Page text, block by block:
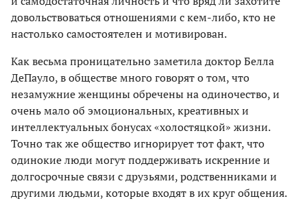
довольствоваться отношениями с кем-либо, кто не
настолько самостоятелен и мотивирован.
Как весьма проницательно заметила доктор Белла
ДеПауло, в обществе много говорят о том, что
незамужние женщины обречены на одиночество, и
очень мало об эмоциональных, креативных и
интеллектуальных бонусах «холостяцкой» жизни.
Точно так же общество игнорирует тот факт, что
одинокие люди могут поддерживать искренние и
долгосрочные связи с друзьями, родственниками и
другими людьми, которые входят в их круг общения.